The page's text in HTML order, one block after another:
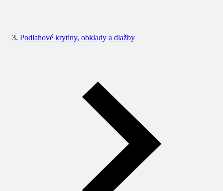
Podlahové krytiny, obklady a dlažby